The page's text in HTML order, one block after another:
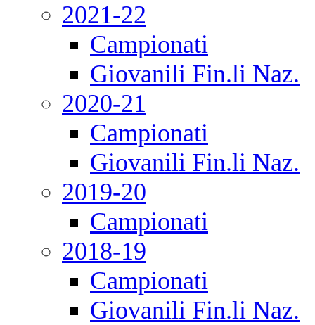
2021-22
Campionati
Giovanili Fin.li Naz.
2020-21
Campionati
Giovanili Fin.li Naz.
2019-20
Campionati
2018-19
Campionati
Giovanili Fin.li Naz.